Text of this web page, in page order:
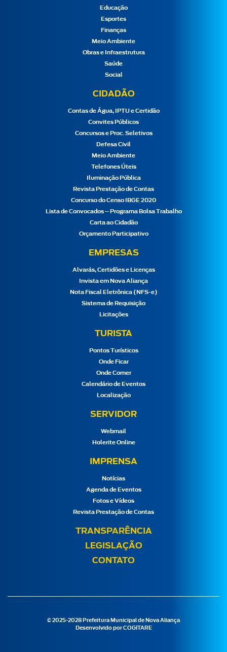
Educação
Esportes
Finanças
Meio Ambiente
Obras e Infraestrutura
Saúde
Social
CIDADÃO
Contas de Água, IPTU e Certidão
Convites Públicos
Concursos e Proc. Seletivos
Defesa Civil
Meio Ambiente
Telefones Úteis
Iluminação Pública
Revista Prestação de Contas
Concurso do Censo IBGE 2020
Lista de Convocados – Programa Bolsa Trabalho
Carta ao Cidadão
Orçamento Participativo
EMPRESAS
Alvarás, Certidões e Licenças
Invista em Nova Aliança
Nota Fiscal Eletrônica (NFS-e)
Sistema de Requisição
Licitações
TURISTA
Pontos Turísticos
Onde Ficar
Onde Comer
Calendário de Eventos
Localização
SERVIDOR
Webmail
Holerite Online
IMPRENSA
Notícias
Agenda de Eventos
Fotos e Vídeos
Revista Prestação de Contas
TRANSPARÊNCIA
LEGISLAÇÃO
CONTATO
© 2025-2028 Prefeitura Municipal de Nova Aliança
Desenvolvido por COGITARE